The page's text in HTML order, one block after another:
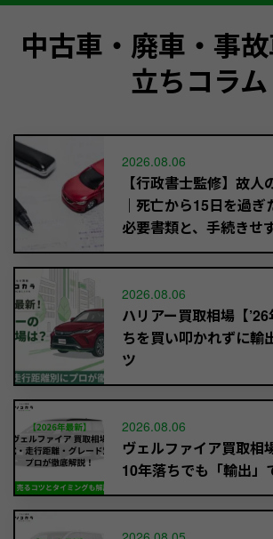
中古車・廃車・事
立ちコラム
2026.08.06
【行政書士監修】故
｜死亡から15日を過ぎ
必要書類と、手続きせ
2026.08.06
ハリアー買取相場【
ちを買い叩かれずに輸
ツ
2026.08.06
ヴェルファイア買取相
10年落ちでも「輸出」